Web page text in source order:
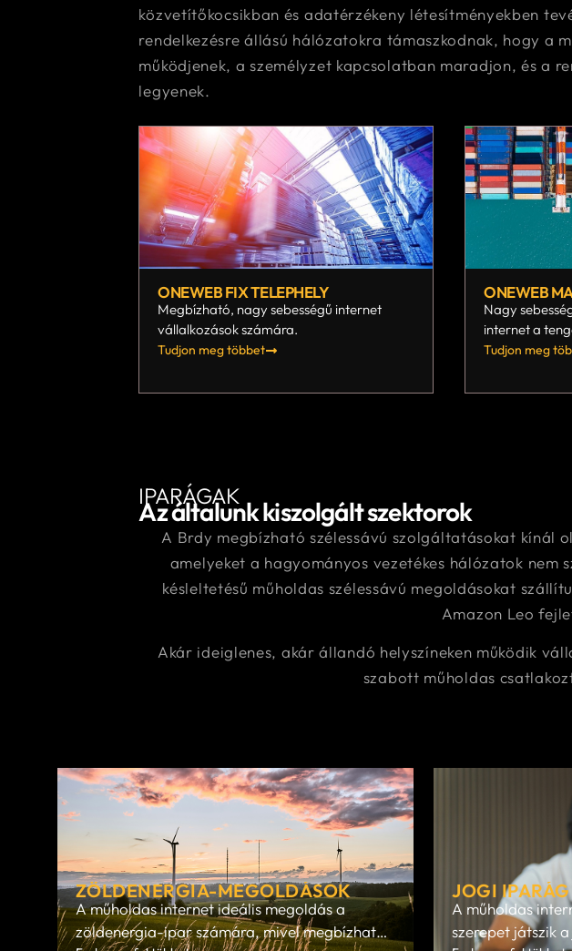
közvetítőkocsikban és adatérzékeny létesítményekben
rendelkezésre állású hálózatokra támaszkodnak, hogy a
működjenek, a személyzet kapcsolatban maradjon, és a
legyenek.
ONEWEB FIX TELEPHELY
Megbízható, nagy sebességű internet
vállalkozások számára.
Tudjon meg többet
ONEWEB
Nagy
internet a
Tudjon meg
IPARÁGAK
Az általunk kiszolgált szektorok
A Brdy megbízható szélessávú szolgáltatásokat kínál
amelyeket a hagyományos vezetékes hálózatok
késleltetésű műholdas szélessávú megoldásokat
Amazon Leo
Akár ideiglenes, akár állandó helyszíneken működik
szabott műholdas
ZÖLDENERGIA-MEGOLDÁSOK
A műholdas internet ideális megoldás a
zöldenergia-ipar számára, mivel megbízható,
JOGI IPARÁG
A műholdas
szerepet játszik